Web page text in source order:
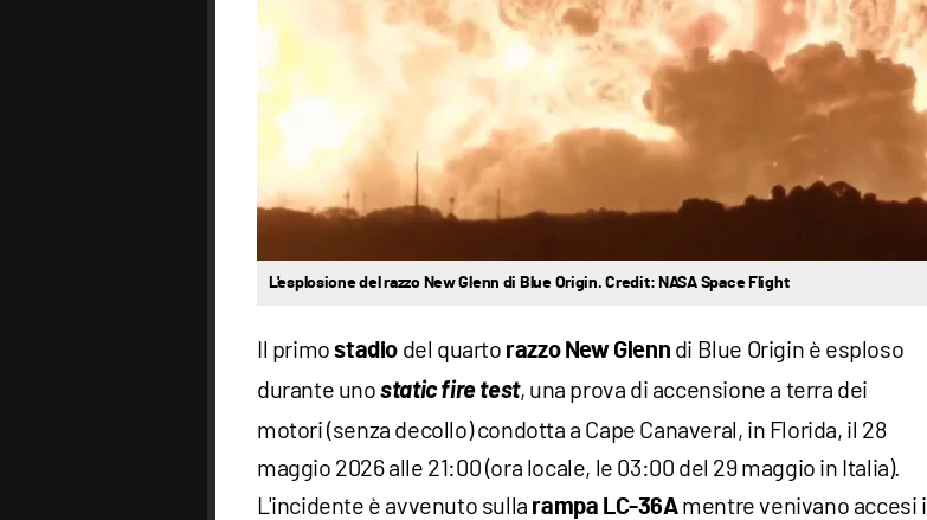
L'esplosione del razzo New Glenn di Blue Origin. Credit: NASA Space Flight
Il primostadio del quarto razzo New Glenn di Blue Origin è esploso
durante unostatic fire test, una prova di accensione a terra dei
motori (senza decollo) condotta a Cape Canaveral, in Florida, il 28
maggio 2026 alle 21:00 (ora locale, le 03:00 del 29 maggio in Italia).
L'incidente è avvenuto sulla rampa LC-36Amentre venivano accesi i